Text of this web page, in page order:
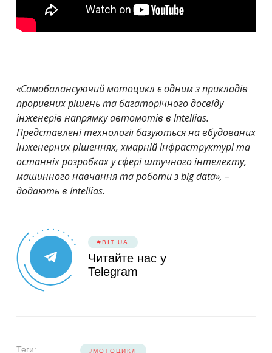
«Самобалансуючий мотоцикл є одним з прикладів
проривних рішень та багаторічного досвіду
інженерів напрямку автомотів в Intellias.
Представлені технології базуються на вбудованих
інженерних рішеннях, хмарній інфраструктурі та
останніх розробках у сфері штучного інтелекту,
машинного навчання та роботи з big data», –
додають в Intellias.
#BIT.UA
Читайте нас у
Telegram
Теги: МОТОЦИКЛ